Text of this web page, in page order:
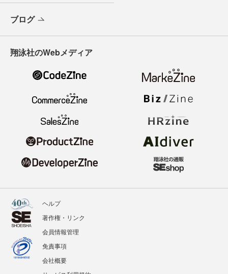
ブログ
翔泳社のWebメディア
ヘルプ
著作権・リンク
会員情報管理
免責事項
会社概要